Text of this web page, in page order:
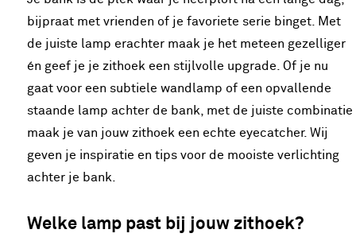
bijpraat met vrienden of je favoriete serie binget. Met
de juiste lamp erachter maak je het meteen gezelliger
én geef je je zithoek een stijlvolle upgrade. Of je nu
gaat voor een subtiele wandlamp of een opvallende
staande lamp achter de bank, met de juiste combinatie
maak je van jouw zithoek een echte eyecatcher. Wij
geven je inspiratie en tips voor de mooiste verlichting
achter je bank.
Welke lamp past bij jouw zithoek?